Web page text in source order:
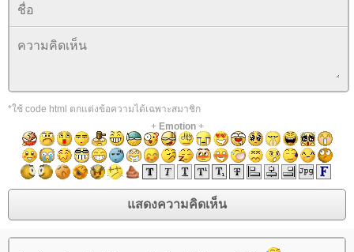
*ใช้ code html ตกแต่งข้อความได้เฉพาะสมาชิก
+ Emotion+